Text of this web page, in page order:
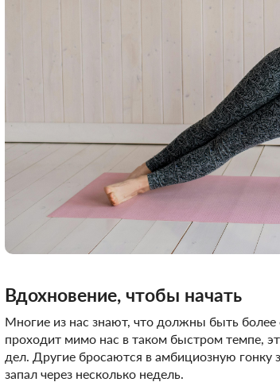
Вдохновение, чтобы начать
Многие из нас знают, что должны быть
проходит мимо нас в таком быстром темпе,
дел. Другие бросаются в амбициозную гонку
запал через несколько недель.